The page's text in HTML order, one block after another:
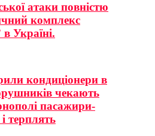
атаки повністю
комплекс
Україні.
кондиціонери в
чекають
пасажири-
терплять